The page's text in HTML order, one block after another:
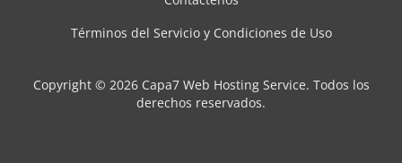
Términos del Servicio y Condiciones de Uso
Copyright © 2026 Capa7 Web Hosting Service. Todos los
derechos reservados.